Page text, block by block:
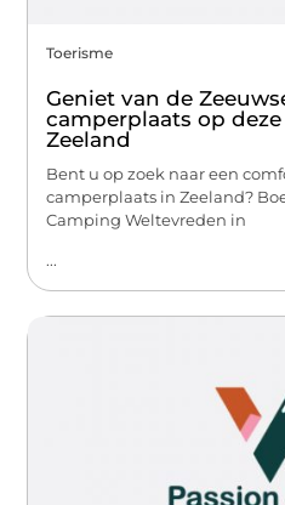
Toerisme
Geniet van de
camperplaats op
Zeeland
Bent u op zoek naar een
camperplaats in Zeeland?
Camping Weltevreden in
...